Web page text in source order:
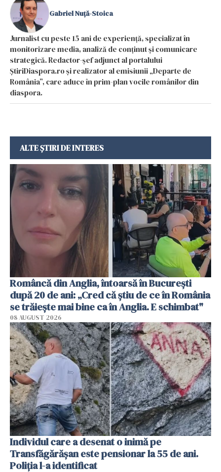
Gabriel Nuță-Stoica
Jurnalist cu peste 15 ani de experiență, specializat în
monitorizare media, analiză de conținut și comunicare
strategică. Redactor-șef adjunct al portalului
ȘtiriDiaspora.ro și realizator al emisiunii „Departe de
România”, care aduce în prim-plan vocile românilor din
diaspora.
ALTE ȘTIRI DE INTERES
Româncă din Anglia, întoarsă în București
după 20 de ani: „Cred că știu de ce în România
se trăiește mai bine ca în Anglia. E schimbat"
08 AUGUST 2026
Individul care a desenat o inimă pe
Transfăgărășan este pensionar la 55 de ani.
Poliția l-a identificat